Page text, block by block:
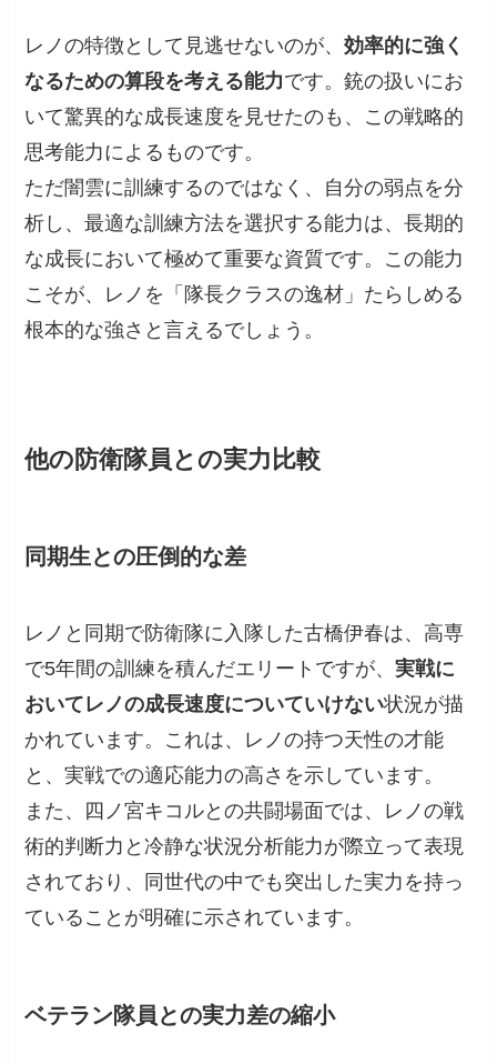
レノの特徴として見逃せないのが、効率的に強く
なるための算段を考える能力です。銃の扱いにお
いて驚異的な成長速度を見せたのも、この戦略的
思考能力によるものです。
ただ闇雲に訓練するのではなく、自分の弱点を分
析し、最適な訓練方法を選択する能力は、長期的
な成長において極めて重要な資質です。この能力
こそが、レノを「隊長クラスの逸材」たらしめる
根本的な強さと言えるでしょう。
他の防衛隊員との実力比較
同期生との圧倒的な差
レノと同期で防衛隊に入隊した古橋伊春は、高専
で5年間の訓練を積んだエリートですが、実戦に
おいてレノの成長速度についていけない状況が描
かれています。これは、レノの持つ天性の才能
と、実戦での適応能力の高さを示しています。
また、四ノ宮キコルとの共闘場面では、レノの戦
術的判断力と冷静な状況分析能力が際立って表現
されており、同世代の中でも突出した実力を持っ
ていることが明確に示されています。
ベテラン隊員との実力差の縮小